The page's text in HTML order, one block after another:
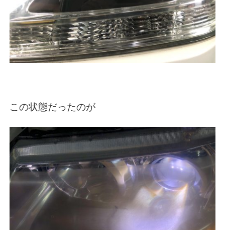
この状態だったのが